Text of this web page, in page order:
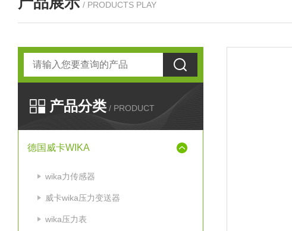
/ PRODUCTS PLAY
产品分类 / PRODUCT
德国威卡WIKA
wika力传感器
威卡wika压力变送器
wika压力表